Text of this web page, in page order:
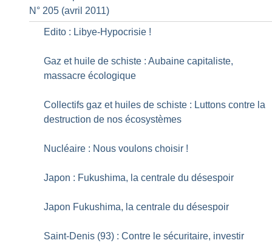
N° 205 (avril 2011)
Edito : Libye-Hypocrisie !
Gaz et huile de schiste : Aubaine capitaliste,
massacre écologique
Collectifs gaz et huiles de schiste : Luttons contre la
destruction de nos écosystèmes
Nucléaire : Nous voulons choisir !
Japon : Fukushima, la centrale du désespoir
Japon Fukushima, la centrale du désespoir
Saint-Denis (93) : Contre le sécuritaire, investir